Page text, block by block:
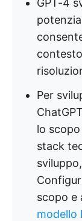
GPT-4
Per
lo
stack
scopo e
modello